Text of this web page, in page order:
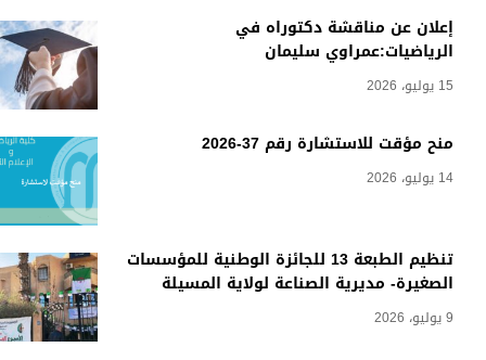
إعلان عن مناقشة دكتوراه في
الرياضيات:عمراوي سليمان
15 يوليو، 2026
منح مؤقت للاستشارة رقم 37-2026
14 يوليو، 2026
تنظيم الطبعة 13 للجائزة الوطنية للمؤسسات
الصغيرة- مديرية الصناعة لولاية المسيلة
9 يوليو، 2026